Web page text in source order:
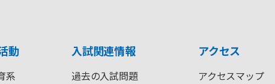
動
系
入試関連情報
過去の入試問題
アクセス
アクセスマップ